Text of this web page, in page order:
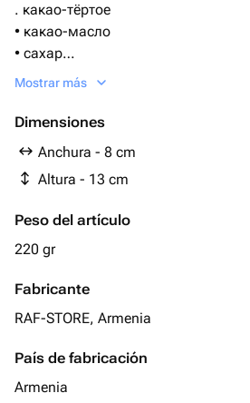
. какао-тёртое
• какао-масло
• сахар
• лецитин (эмульгатор, чаще
Начинка - Хрустящий слой
Mostrar más
Dimensiones
Anchura - 8 cm
Altura - 13 cm
Peso del artículo
220 gr
Fabricante
RAF-STORE, Armenia
País de fabricación
Armenia